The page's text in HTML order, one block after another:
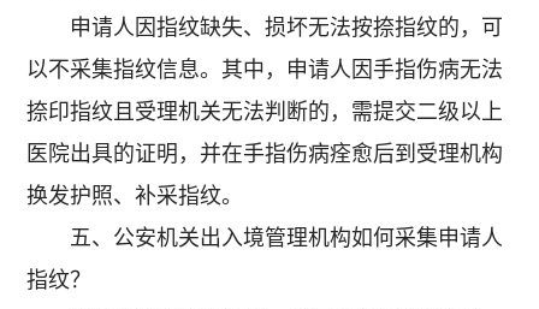
申请人因指纹缺失、损坏无法按捺指纹的，可
以不采集指纹信息。其中，申请人因手指伤病无法
捺印指纹且受理机关无法判断的，需提交二级以上
医院出具的证明，并在手指伤病痊愈后到受理机构
换发护照、补采指纹。
五、公安机关出入境管理机构如何采集申请人
指纹？